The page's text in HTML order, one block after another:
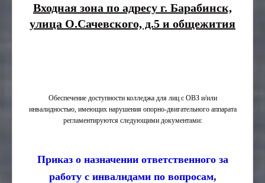
Входная зона по адресу г. Барабинск,
улица О.Сачевского, д.5 и общежития
Обеспечение доступности колледжа для лиц с ОВЗ и/или
инвалидностью, имеющих нарушения опорно-двигательного аппарата
регламентируются следующими документами:
Приказ о назначении ответственного за
работу с инвалидами по вопросам,